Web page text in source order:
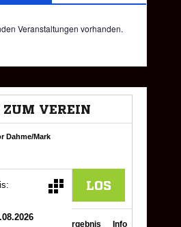
Veranstaltungen vorhanden.